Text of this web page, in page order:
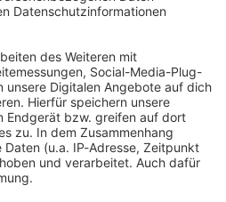
Band hat uns vom ersten Ton
beim Soundcheck haben sie
Potential in ihnen steckt. Mit
aus alten Classikern bis hin zu